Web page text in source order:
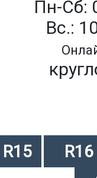
Пн-Сб:
Вс.:
R15
R16